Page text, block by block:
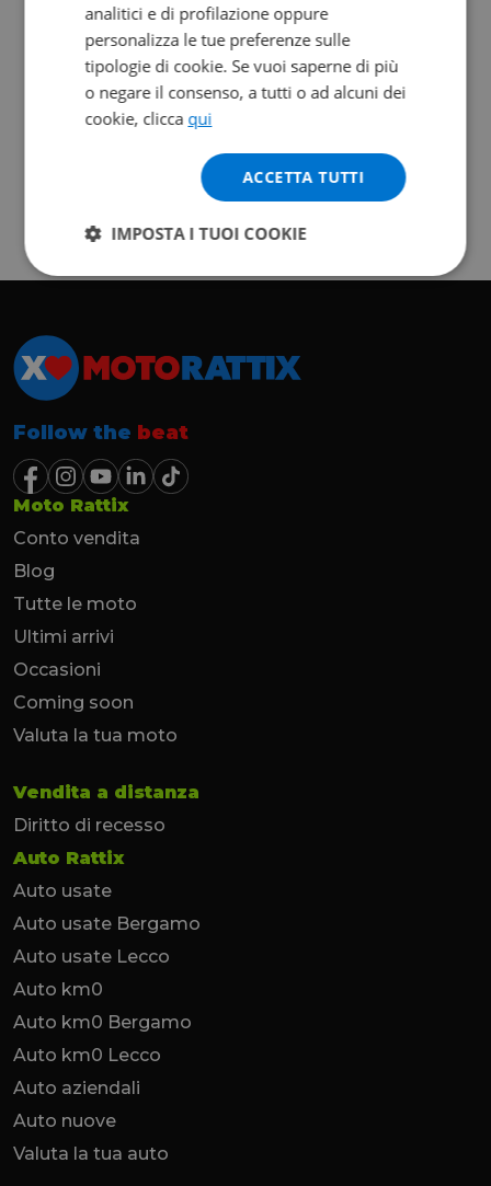
Follow the beat
Moto Rattix
Conto vendita
Blog
Tutte le moto
Ultimi arrivi
Occasioni
Coming soon
Valuta la tua moto
Vendita a distanza
Diritto di recesso
Auto Rattix
Auto usate
Auto usate Bergamo
Auto usate Lecco
Auto km0
Auto km0 Bergamo
Auto km0 Lecco
Auto aziendali
Auto nuove
Valuta la tua auto
analitici e di profilazione oppure
personalizza le tue preferenze sulle
tipologie di cookie. Se vuoi saperne di più
o negare il consenso, a tutti o ad alcuni dei
cookie, clicca qui
ACCETTA TUTTI
IMPOSTA I TUOI COOKIE